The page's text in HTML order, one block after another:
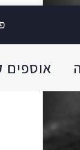
אוספים